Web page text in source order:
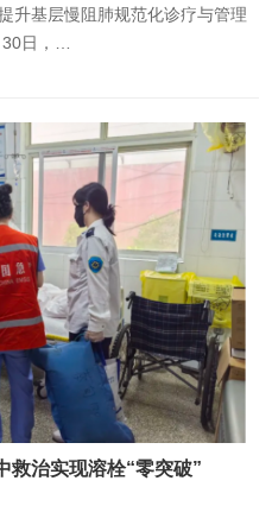
升基层慢阻肺规范化诊疗与管理
日，…
救治实现溶栓“零突破”